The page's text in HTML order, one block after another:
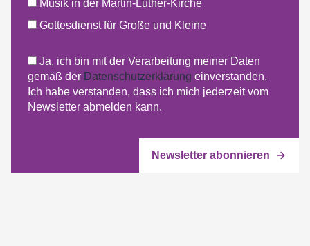
Musik in der Martin-Luther-Kirche
Gottesdienst für Große und Kleine
Ja, ich bin mit der Verarbeitung meiner Daten
gemäß der Datenschutzerklärung einverstanden.
Ich habe verstanden, dass ich mich jederzeit vom
Newsletter abmelden kann.